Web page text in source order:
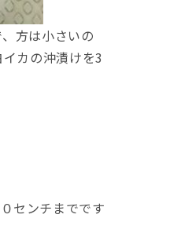
方は小さいの
カの沖漬けを3
センチまでです